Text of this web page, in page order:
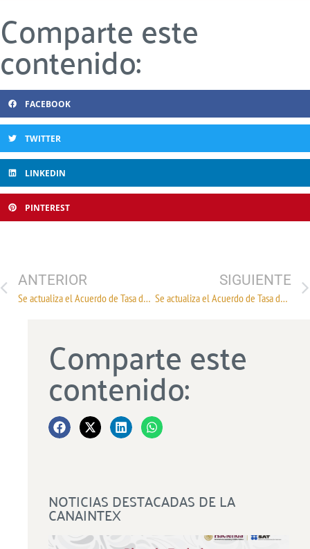
Comparte este
contenido:
FACEBOOK
TWITTER
LINKEDIN
PINTEREST
ANTERIOR
Se actualiza el Acuerdo de Tasa de IGI a mercancías originarias de Uruguay.
SIGUIENTE
Se actualiza el Acuerdo de Tasa de IGI a mercancías originarias de TIPAT.
Comparte este
contenido:
NOTICIAS DESTACADAS DE LA
CANAINTEX